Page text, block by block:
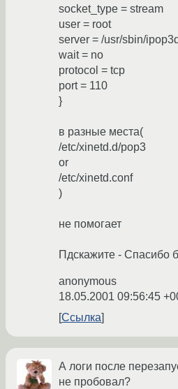
socket_type = stream
user = root
server = /usr/sbin/ipop3d
wait = no
protocol = tcp
port = 110
}
в разные места(
/etc/xinetd.d/pop3
or
/etc/xinetd.conf
)
не помогает
Пдскажите - Спасибо
anonymous
18.05.2001 09:56:45
Ссылка
А логи после
не пробовал?